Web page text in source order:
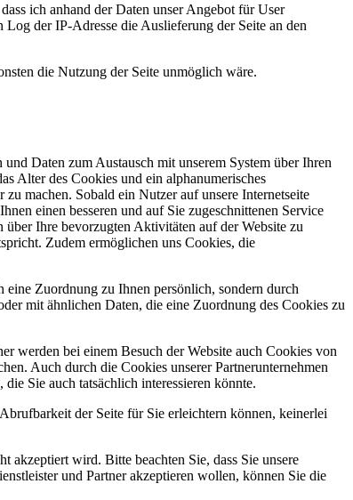
ich anhand der Daten unser Angebot für User
der IP-Adresse die Auslieferung der Seite an den
die Nutzung der Seite unmöglich wäre.
Daten zum Austausch mit unserem System über Ihren
Alter des Cookies und ein alphanumerisches
machen. Sobald ein Nutzer auf unsere Internetseite
einen besseren und auf Sie zugeschnittenen Service
Ihre bevorzugten Aktivitäten auf der Website zu
Zudem ermöglichen uns Cookies, die
Zuordnung zu Ihnen persönlich, sondern durch
mit ähnlichen Daten, die eine Zuordnung des Cookies zu
werden bei einem Besuch der Website auch Cookies von
Auch durch die Cookies unserer Partnerunternehmen
Sie auch tatsächlich interessieren könnte.
der Seite für Sie erleichtern können, keinerlei
akzeptiert wird. Bitte beachten Sie, dass Sie unsere
und Partner akzeptieren wollen, können Sie die